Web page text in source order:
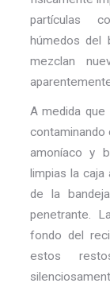
partículas
húmedos del
mezclan
A medida
amoníaco y
limpias la
de la
penetrante.
fondo del
estos